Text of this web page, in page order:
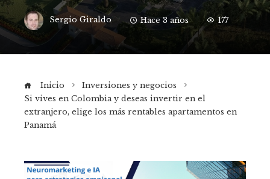
Sergio Giraldo Hace 3 años 177
Inicio
Inversiones y negocios
Si vives en Colombia y deseas invertir en el
extranjero, elige los más rentables apartamentos en
Panamá